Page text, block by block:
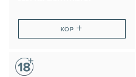
KÖP+